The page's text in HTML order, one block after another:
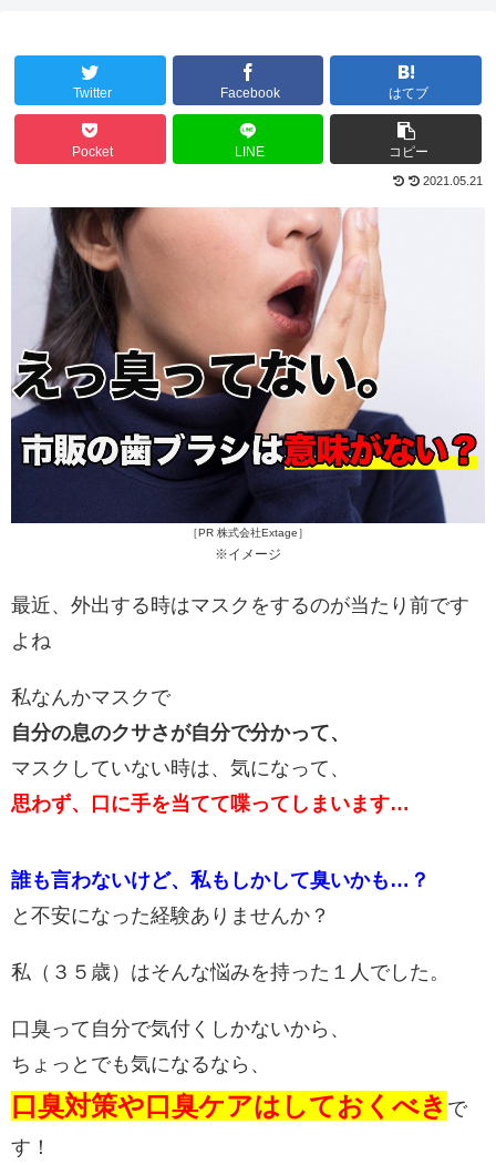
Twitter Facebook はてブ
Pocket LINE コピー
2021.05.21
［PR 株式会社Extage］
※イメージ
最近、外出する時はマスクをするのが当たり前です
よね
私なんかマスクで
自分の息のクサさが自分で分かって、
マスクしていない時は、気になって、
思わず、口に手を当てて喋ってしまいます…
誰も言わないけど、私もしかして臭いかも…？
と不安になった経験ありませんか？
私（３５歳）はそんな悩みを持った１人でした。
口臭って自分で気付くしかないから、
ちょっとでも気になるなら、
口臭対策や口臭ケアはしておくべき で
す！